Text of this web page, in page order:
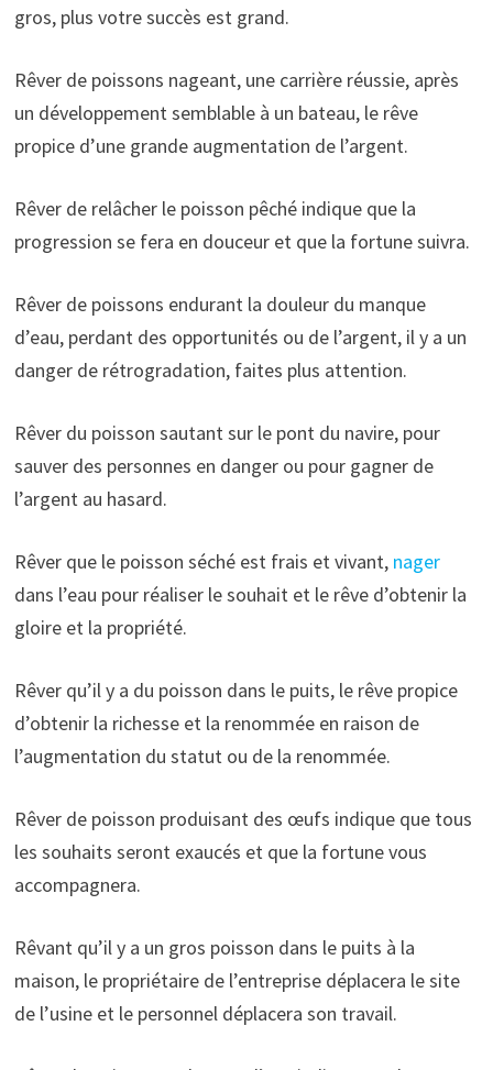
gros, plus votre succès est grand.
Rêver de poissons nageant, une carrière réussie, après
un développement semblable à un bateau, le rêve
propice d’une grande augmentation de l’argent.
Rêver de relâcher le poisson pêché indique que la
progression se fera en douceur et que la fortune suivra.
Rêver de poissons endurant la douleur du manque
d’eau, perdant des opportunités ou de l’argent, il y a un
danger de rétrogradation, faites plus attention.
Rêver du poisson sautant sur le pont du navire, pour
sauver des personnes en danger ou pour gagner de
l’argent au hasard.
Rêver que le poisson séché est frais et vivant, nager
dans l’eau pour réaliser le souhait et le rêve d’obtenir la
gloire et la propriété.
Rêver qu’il y a du poisson dans le puits, le rêve propice
d’obtenir la richesse et la renommée en raison de
l’augmentation du statut ou de la renommée.
Rêver de poisson produisant des œufs indique que tous
les souhaits seront exaucés et que la fortune vous
accompagnera.
Rêvant qu’il y a un gros poisson dans le puits à la
maison, le propriétaire de l’entreprise déplacera le site
de l’usine et le personnel déplacera son travail.